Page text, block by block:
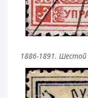
1886-1891.